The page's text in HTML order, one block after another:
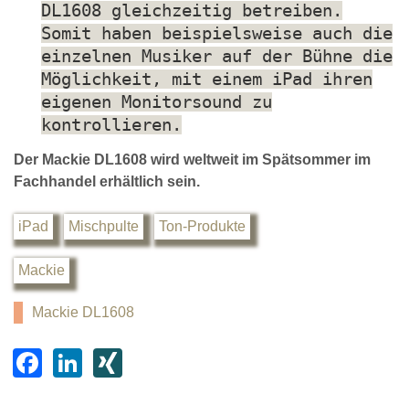
DL1608 gleichzeitig betreiben.
Somit haben beispielsweise auch die
einzelnen Musiker auf der Bühne die
Möglichkeit, mit einem iPad ihren
eigenen Monitorsound zu
kontrollieren.
Der Mackie DL1608 wird weltweit im Spätsommer im
Fachhandel erhältlich sein.
iPad Mischpulte Ton-Produkte
Mackie
Mackie DL1608
F
Li